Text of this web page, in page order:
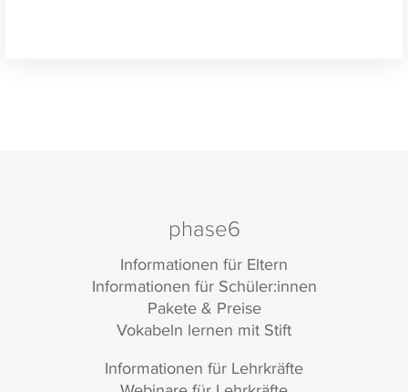
phase6
Informationen für Eltern
Informationen für Schüler:innen
Pakete & Preise
Vokabeln lernen mit Stift
Informationen für Lehrkräfte